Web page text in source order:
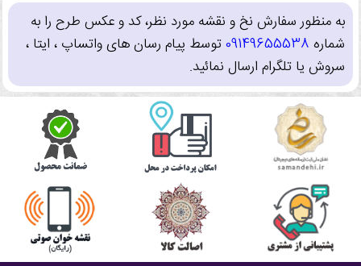
به منظور سفارش نخ و نقشه مورد نظر، کد و عکس طرح را به
شماره 09149655538توسط پیام رسان های واتساپ ، ایتا ،
سروش یا تلگرام ارسال نمائید.